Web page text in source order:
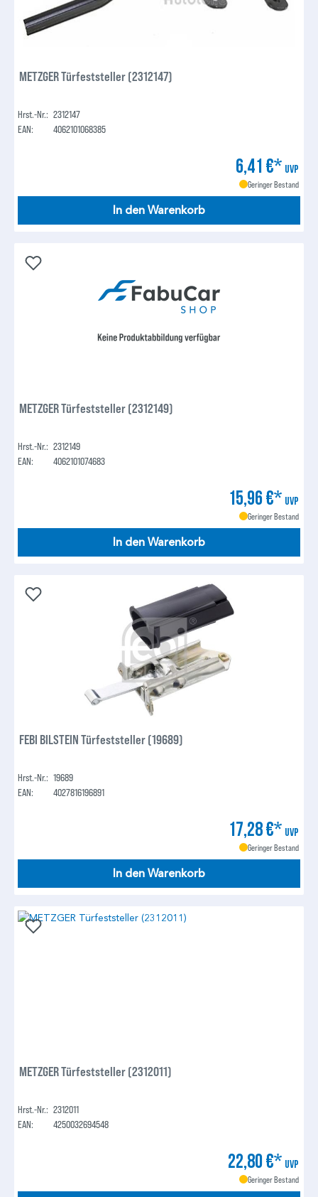
METZGER Türfeststeller (2312147)
Hrst.-Nr.: 2312147
EAN:
4062101068385
6,41 €* UVP
Geringer Bestand
In den Warenkorb
METZGER Türfeststeller (2312149)
Hrst.-Nr.: 2312149
EAN:
4062101074683
15,96 €* UVP
Geringer Bestand
In den Warenkorb
FEBI BILSTEIN Türfeststeller (19689)
Hrst.-Nr.: 19689
EAN:
4027816196891
17,28 €* UVP
Geringer Bestand
In den Warenkorb
METZGER Türfeststeller (2312011)
Hrst.-Nr.: 2312011
EAN:
4250032694548
22,80 €* UVP
Geringer Bestand